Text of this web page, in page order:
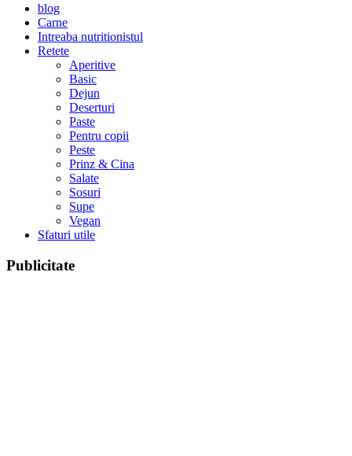
blog
Carne
Intreaba nutritionistul
Retete
Aperitive
Basic
Dejun
Deserturi
Paste
Pentru copii
Peste
Prinz & Cina
Salate
Sosuri
Supe
Vegan
Sfaturi utile
Publicitate